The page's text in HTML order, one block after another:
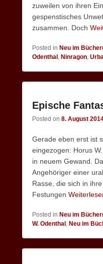
zuweilen von ihren
gespenstisches
zusammen. Doch
Posted in Neu im
Odenthal , Ninragon,
Epische
Posted on 8. August
Gerade eben erst ist
eingezogen: Horus
in neuem Gewand.
Angehöriger einer
Rasse, die sich in
Festungen
Posted in Neu im
W. Odenthal , Neu im